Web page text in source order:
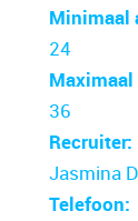
Minimaal
24
36
Recruiter:
Jasmina
Telefoon: